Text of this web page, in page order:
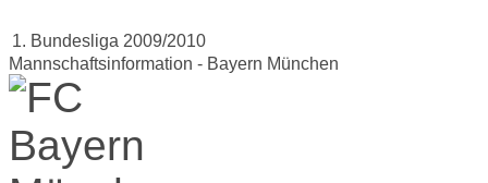
1. Bundesliga 2009/2010
Mannschaftsinformation - Bayern München